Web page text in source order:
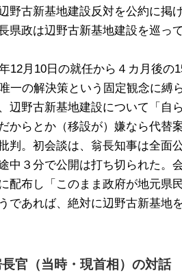
野古新基地建設反対を公約に掲
県政は辺野古新基地建設を巡っ
月10日の就任から４カ月後の
一の解決策という固定観念に縛
辺野古新基地建設について「自
からとか（移設が）嫌なら代替
判。初会談は、翁長知事は全面
中３分で公開は打ち切られた。
配布し「このまま政府が地元県
であれば、絶対に辺野古新基地
官（当時・現首相）の対話